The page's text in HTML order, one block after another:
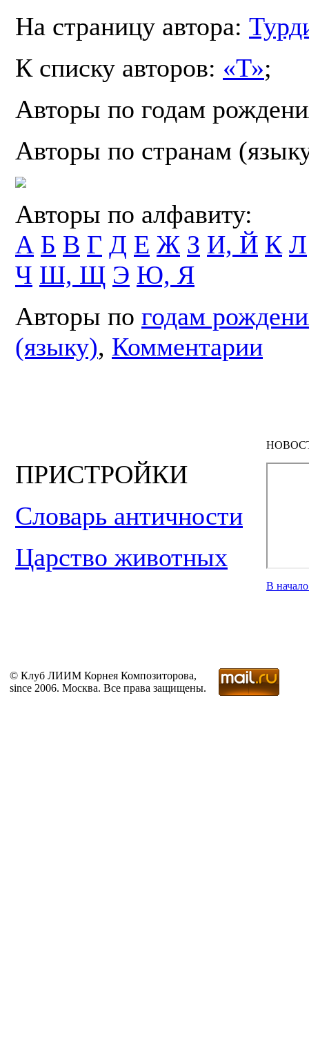
На страницу автора:
К списку авторов: «Т»;
Авторы по годам
Авторы по странам
Авторы по алфавиту:
А Б В Г Д Е Ж З И, Й К Л
Ч Ш, Щ Э Ю, Я
Авторы по годам
(языку), Комментарии
ПРИСТРОЙКИ
Словарь античности
Царство животных
В
© Клуб ЛИИМ Корнея Композиторова,
since 2006. Москва. Все права защищены.